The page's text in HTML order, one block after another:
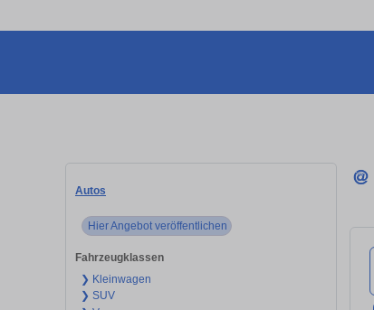
Autos
Hier Angebot veröffentlichen
Fahrzeugklassen
❯ Kleinwagen
❯ SUV